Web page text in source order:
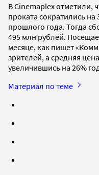
В Cinemaplex отметили,
проката сократились
прошлого года. Тогда
495 млн рублей.
месяце, как пишет
зрителей, а средняя
увеличившись на 26%
Материал по теме